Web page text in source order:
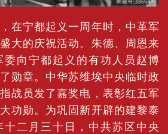
在宁都起义一周年时，中革军
大的庆祝活动。朱德、周恩来
委向宁都起义的有功人员赵博
勋章。中华苏维埃中央临时政
战员发了嘉奖电，表彰红五军
功勋。为巩固新开辟的建黎泰
二月三十日，中共苏区中央